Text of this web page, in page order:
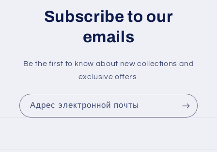
Subscribe to our
emails
Be the first to know about new collections and
exclusive offers.
Адрес электронной почты